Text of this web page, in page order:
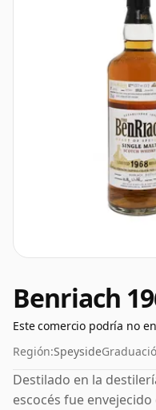
Benriach
Este comercio podría no
Región:Speyside
Destilado en la
escocés fue